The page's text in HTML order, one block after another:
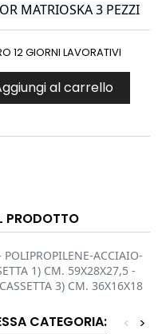
MATRIOSKA 3 PEZZI
12 GIORNI LAVORATIVI
al carrello
PRODOTTO
POLIPROPILENE-ACCIAIO-
1) CM. 59X28X27,5 -
3) CM. 36X16X18
CATEGORIA: >
<